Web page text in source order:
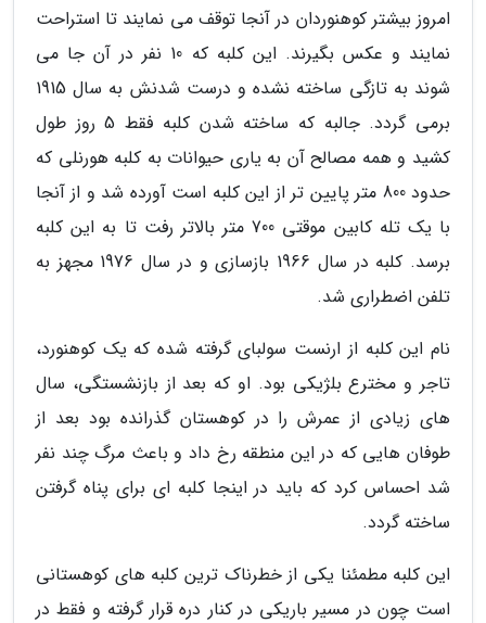
امروز بیشتر کوهنوردان در آنجا توقف می نمایند تا استراحت
نمایند و عکس بگیرند. این کلبه که 10 نفر در آن جا می
شوند به تازگی ساخته نشده و درست شدنش به سال 1915
برمی گردد. جالبه که ساخته شدن کلبه فقط 5 روز طول
کشید و همه مصالح آن به یاری حیوانات به کلبه هورنلی که
حدود 800 متر پایین تر از این کلبه است آورده شد و از آنجا
با یک تله کابین موقتی 700 متر بالاتر رفت تا به این کلبه
برسد. کلبه در سال 1966 بازسازی و در سال 1976 مجهز به
تلفن اضطراری شد.
نام این کلبه از ارنست سولبای گرفته شده که یک کوهنورد،
تاجر و مخترع بلژیکی بود. او که بعد از بازنشستگی، سال
های زیادی از عمرش را در کوهستان گذرانده بود بعد از
طوفان هایی که در این منطقه رخ داد و باعث مرگ چند نفر
شد احساس کرد که باید در اینجا کلبه ای برای پناه گرفتن
ساخته گردد.
این کلبه مطمئنا یکی از خطرناک ترین کلبه های کوهستانی
است چون در مسیر باریکی در کنار دره قرار گرفته و فقط در